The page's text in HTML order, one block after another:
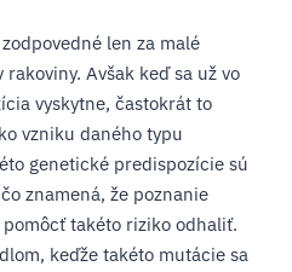
len za malé
Avšak keď sa už vo
vyskytne, častokrát to
vzniku daného typu
genetické predispozície sú
znamená, že poznanie
takéto riziko odhaliť.
keďže takéto mutácie sa